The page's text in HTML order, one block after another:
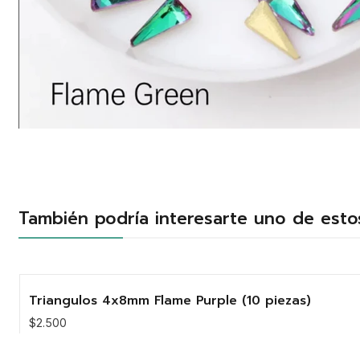
También podría interesarte uno de
Triangulos 4x8mm Flame Purple (10 piezas)
$2.500